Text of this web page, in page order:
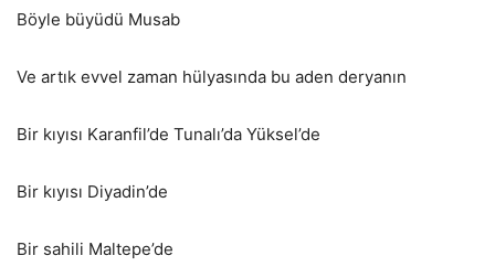
Böyle büyüdü Musab
Ve artık evvel zaman hülyasında bu aden deryanın
Bir kıyısı Karanfil’de Tunalı’da Yüksel’de
Bir kıyısı Diyadin’de
Bir sahili Maltepe’de